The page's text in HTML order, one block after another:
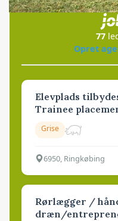
i
77
Opret
Elevplads
Trainee
Grise
6950, Ringkøbing
Rørlægger /
dræn/